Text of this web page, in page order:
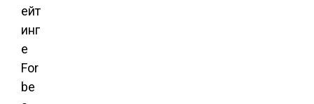
ейт
инг
е
For
be